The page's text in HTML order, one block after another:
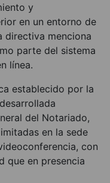
y
en un entorno de
directiva menciona
parte del sistema
línea.
establecido por la
del Notariado,
en la sede
con
que en presencia